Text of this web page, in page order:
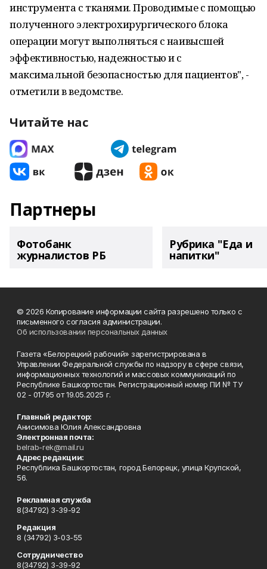
инструмента с тканями. Проводимые с помощью
полученного электрохирургического блока
операции могут выполняться с наивысшей
эффективностью, надежностью и с
максимальной безопасностью для пациентов", -
отметили в ведомстве.
Читайте нас
Партнеры
Фотобанк
журналистов РБ
Рубрика "Еда и
напитки"
© 2026 Копирование информации сайта разрешено только с
письменного согласия администрации.
Об использовании персональных данных
Газета «Белорецкий рабочий» зарегистрирована в
Управлении Федеральной службы по надзору в сфере связи,
информационных технологий и массовых коммуникаций по
Республике Башкортостан. Регистрационный номер ПИ № ТУ
02 - 01795 от 19.05.2025 г.
Главный редактор:
Анисимова Юлия Александровна
Электронная почта:
belrab-rek@mail.ru
Адрес редакции:
Республика Башкортостан, город Белорецк, улица Крупской,
56.
Рекламная служба
8(34792) 3-39-92
Редакция
8 (34792) 3-03-55
Сотрудничество
8(34792) 3-39-92